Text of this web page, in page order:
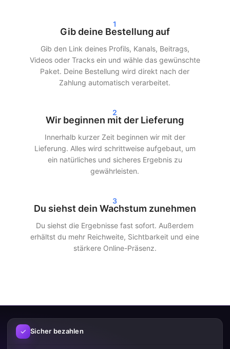
erfolgen über sichere und bewährte Methoden. Unsere
Dienstleistungen sind so gestaltet, dass sie möglichst natürlich
Schnelle Lieferung und echte
Ergebnisse
Stunden mit der Lieferung. Je nach gewähltem Paket siehst du
innerhalb von 24–72 Stunden deutliche Ergebnisse in deinen
Statistiken. Egal, ob du Instagram-Follower kaufst, TikTok-Views
kaufst oder Spotify-Streams kaufst – wir sorgen für eine
schnelle und effiziente Lieferung.
Dienstleistungen und gleichbleibende Qualität.
Mehr Reichweite und Glaubwürdigkeit
in den sozialen Medien
Durch die clevere Nutzung unserer Dienstleistungen kannst du:
1
Gib deine Bestellung auf
Gib den Link deines Profils, Kanals, Beitrags,
Videos oder Tracks ein und wähle das gewünschte
Paket. Deine Bestellung wird direkt nach der
Zahlung automatisch verarbeitet.
2
Wir beginnen mit der Lieferung
Innerhalb kurzer Zeit beginnen wir mit der
Lieferung. Alles wird schrittweise aufgebaut, um
ein natürliches und sicheres Ergebnis zu
gewährleisten.
3
Du siehst dein Wachstum zunehmen
Du siehst die Ergebnisse fast sofort. Außerdem
erhältst du mehr Reichweite, Sichtbarkeit und eine
stärkere Online-Präsenz.
✓ Sicher bezahlen